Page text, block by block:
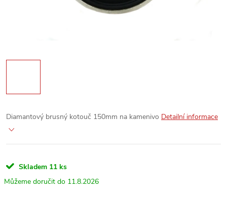
Diamantový brusný kotouč 150mm na kamenivo Detailní informace
Skladem 11 ks
11.8.2026